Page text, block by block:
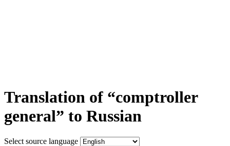
Translation of “comptroller
general” to Russian
Select source language